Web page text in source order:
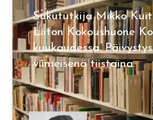
Sukututkija Mikko
Liiton Kokoushuone
kuukaudessa.
viimeisenä tiistaina.